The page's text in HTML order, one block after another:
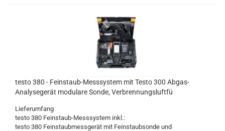
testo 380 - Feinstaub-Messsystem mit Testo 300 Abgas-
Analysegerät modulare Sonde, Verbrennungsluftfü
Lieferumfang
testo 380 Feinstaub-Messsystem inkl.:
testo 380 Feinstaubmessgerät mit Feinstaubsonde und